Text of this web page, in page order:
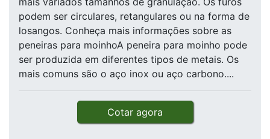
podem ser circulares, retangulares ou na forma de
losangos. Conheça mais informações sobre as
peneiras para moinhoA peneira para moinho pode
ser produzida em diferentes tipos de metais. Os
mais comuns são o aço inox ou aço carbono....
Cotar agora